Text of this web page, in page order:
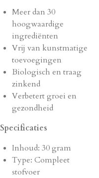
Meer dan 30
hoogwaardige
ingrediënten
Vrij van kunstmatige
toevoegingen
Biologisch en traag
zinkend
Verbetert groei en
gezondheid
Specificaties
Inhoud: 30 gram
Type: Compleet
stofvoer